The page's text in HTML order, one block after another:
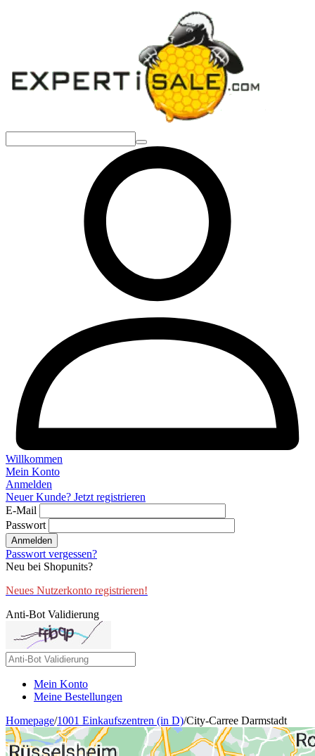
Willkommen
Mein Konto
Anmelden
Neuer Kunde? Jetzt registrieren
E-Mail
Passwort
Anmelden
Passwort vergessen?
Neu bei Shopunits?
Neues Nutzerkonto registrieren!
Anti-Bot Validierung
Mein Konto
Meine Bestellungen
Homepage/1001 Einkaufszentren (in D)/City-Carree Darmstadt